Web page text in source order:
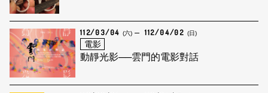
112/03/04 (六) 112/04/02 (日)
電影
動靜光影──雲門的電影對話